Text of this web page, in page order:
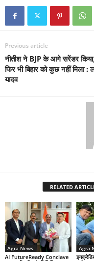
Previous article
नीतीश ने BJP के आगे सरेंडर
फिर भी बिहार को कुछ नहीं मिला :
यादव
RELATED
Agra News
AI FutureReady Conclave
Agra